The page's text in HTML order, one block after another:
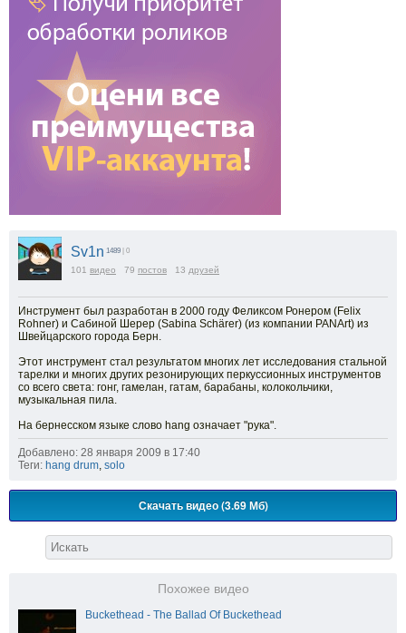
Sv1n 1489 | 0
101 видео 79 постов 13 друзей
Инструмент был разработан в 2000 году Феликсом Ронером (Felix
Rohner) и Сабиной Шерер (Sabina Schärer) (из компании PANArt) из
Швейцарского города Берн.
Этот инструмент стал результатом многих лет исследования стальной
тарелки и многих других резонирующих перкуссионных инструментов
со всего света: гонг, гамелан, гатам, барабаны, колокольчики,
музыкальная пила.
На бернесском языке слово hang означает "рука".
Добавлено: 28 января 2009 в 17:40
Теги: hang drum solo
Скачать видео (3.69 Мб)
Похожее видео
Buckethead - The Ballad Of Buckethead